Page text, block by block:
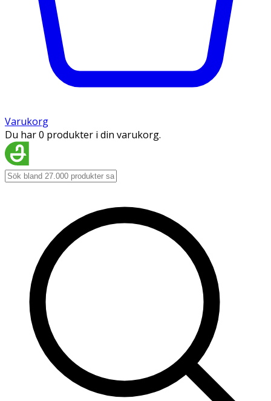
Varukorg
Du har 0 produkter i din varukorg.